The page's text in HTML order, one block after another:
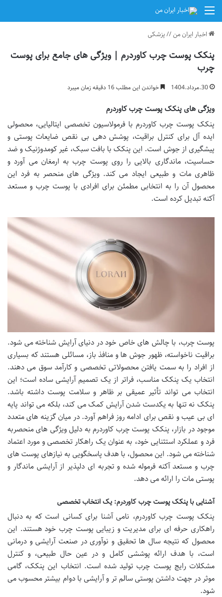
منو
اخبار ایران من//پزشکی
پنکک پوست چرب کاوردرم | ویژگی های جامع برای پوست
چرب
30.مرداد.1404 خواندن این مطلب 16 دقیقه زمان میبرد
ویژگی های پنکک پوست چرب کاوردرم
پنکک پوست چرب کاوردرم با فرمولاسیون تخصصی ایتالیایی، محصولی
ایده آل برای کنترل براقیت، پوشش دهی بی نقص ضایعات پوستی و
پیشگیری از جوش است. این پنکک با بافت سبک، غیر کومدوژنیک و ضد
حساسیت، ماندگاری بالایی را روی پوست چرب به ارمغان می آورد و
ظاهری مات و طبیعی ایجاد می کند. ویژگی های منحصر به فرد این
محصول آن را به انتخابی مطمئن برای افرادی با پوست چرب و مستعد
آکنه تبدیل کرده است.
پوست چرب، با چالش های خاص خود در دنیای آرایش شناخته می شود.
براقیت ناخواسته، ظهور جوش ها و منافذ باز، مسائلی هستند که بسیاری
از افراد را به سمت یافتن محصولاتی تخصصی و کارآمد سوق می دهند.
انتخاب یک پنکک مناسب، فراتر از یک تصمیم آرایشی ساده است؛ این
انتخاب می تواند تأثیر عمیقی بر ظاهر و سلامت پوست داشته باشد.
پنکک نه تنها به یکدست شدن آرایش کمک می کند، بلکه می تواند پایه
ای بی عیب و نقص برای ادامه روز فراهم آورد. در میان گزینه های متعدد
موجود در بازار، پنکک پوست چرب کاوردرم به دلیل ویژگی های منحصربه
فرد و عملکرد استثنایی خود، به عنوان یک راهکار تخصصی و مورد اعتماد
شناخته می شود. این محصول، با هدف پاسخگویی به نیازهای پوست های
چرب و مستعد آکنه فرموله شده و تجربه ای دلپذیر از آرایشی ماندگار و
پوستی مات را ارائه می دهد.
آشنایی با پنکک پوست چرب کاوردرم: یک انتخاب تخصصی
پنکک پوست چرب کاوردرم، نامی آشنا برای کسانی است که به دنبال
راهکاری حرفه ای برای مدیریت و زیبایی پوست چرب خود هستند. این
محصول که نتیجه سال ها تحقیق و نوآوری در صنعت آرایشی و درمانی
است، با هدف ارائه پوششی کامل و در عین حال طبیعی، و کنترل
مشکلات رایج پوست چرب تولید شده است. انتخاب این پنکک، گامی
موثر در جهت داشتن پوستی سالم تر و آرایشی با دوام بیشتر محسوب می
شود.